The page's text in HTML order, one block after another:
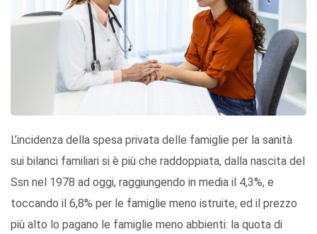
L’incidenza della spesa privata delle famiglie per la sanità
sui bilanci familiari si è più che raddoppiata, dalla nascita del
Ssn nel 1978 ad oggi, raggiungendo in media il 4,3%, e
toccando il 6,8% per le famiglie meno istruite, ed il prezzo
più alto lo pagano le famiglie meno abbienti: la quota di